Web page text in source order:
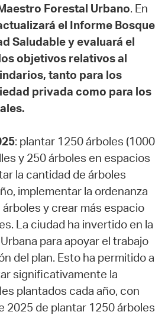
Forestal Urbano. En
el Informe Bosque
Saludable y evaluará el
objetivos relativos al
tanto para los
privada como para los
: plantar 1250 árboles (1000
y 250 árboles en espacios
la cantidad de árboles
implementar la ordenanza
y crear más espacio
La ciudad ha invertido en la
para apoyar el trabajo
del plan. Esto ha permitido a
significativamente la
plantados cada año, con
2025 de plantar 1250 árboles